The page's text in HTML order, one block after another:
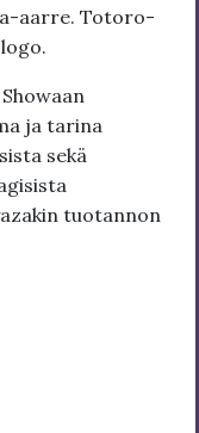
aarre. Totoro-
ja tarina
sekä
tuotannon